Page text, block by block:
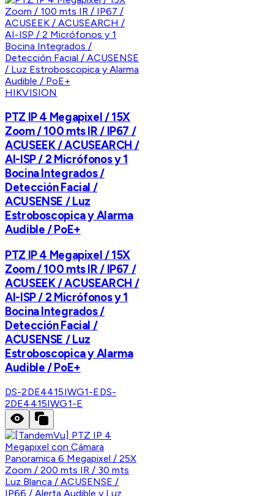
HIKVISION
PTZ IP 4 Megapixel / 15X
Zoom / 100 mts IR / IP67 /
ACUSEEK / ACUSEARCH /
AI-ISP / 2 Micrófonos y 1
Bocina Integrados /
Detección Facial /
ACUSENSE / Luz
Estroboscopica y Alarma
Audible / PoE+
PTZ IP 4 Megapixel / 15X
Zoom / 100 mts IR / IP67 /
ACUSEEK / ACUSEARCH /
AI-ISP / 2 Micrófonos y 1
Bocina Integrados /
Detección Facial /
ACUSENSE / Luz
Estroboscopica y Alarma
Audible / PoE+
DS-2DE4415IWG1-EDS-
2DE4415IWG1-E